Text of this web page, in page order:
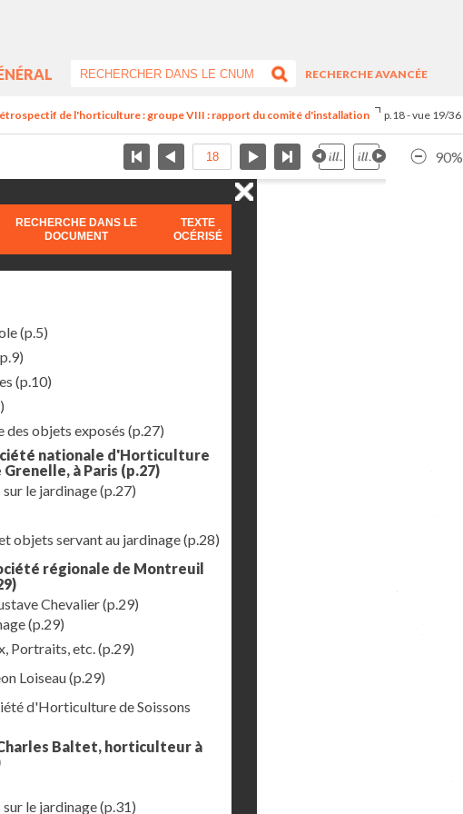
RECHERCHE AVANCÉE
de l'horticulture : groupe VIII : rapport du comité d'installation p.18 - vue 19/36
90%
RECHERCHE DANS LE
DOCUMENT
TEXTE
OCÉRISÉ
(p.5)
(p.10)
des objets exposés (p.27)
nationale d'Horticulture
Grenelle, à Paris (p.27)
le jardinage(p.27)
objets servant au jardinage(p.28)
régionale de Montreuil
Chevalier(p.29)
(p.29)
Portraits, etc.(p.29)
Loiseau(p.29)
d'Horticulture de Soissons
Baltet, horticulteur à
le jardinage(p.31)